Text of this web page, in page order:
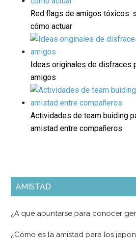
Red flags de amigos tóxicos:
cómo actuar
Ideas originales de disfraces
amigos
Actividades de team buiding
amistad entre compañeros
AMISTAD
¿A qué apuntarse para conocer
¿Cómo es la amistad para los